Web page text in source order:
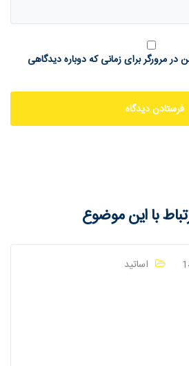
در مرورگر برای زمانی که دوباره دیدگاهی
با این موضوع
اساتید